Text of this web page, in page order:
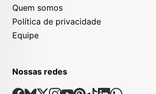
Quem somos
Política de privacidade
Equipe
Nossas redes